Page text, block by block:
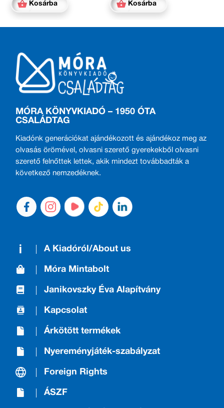
Kosárba Kosárba
MÓRA KÖNYVKIADÓ – 1950 ÓTA
CSALÁDTAG
Kiadónk generációkat ajándékozott és ajándékoz meg az
olvasás örömével, olvasni szerető gyerekekből olvasni
szerető felnőttek lettek, akik mindezt továbbadták a
következő nemzedéknek.
A Kiadóról/About us
Móra Mintabolt
Janikovszky Éva Alapítvány
Kapcsolat
Árkötött termékek
Nyereményjáték-szabályzat
Foreign Rights
ÁSZF